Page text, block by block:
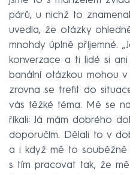
párů, u nichž to
uvedla, že otázky
mnohdy úplně příjemné.
konverzace a ti lidé si
banální otázkou mohou
zrovna se trefit do
vás těžké téma. Mě se
říkali: Já mám dobrého
doporučím. Dělali to v
a i když mě to souběžně
s tím pracovat tak, že